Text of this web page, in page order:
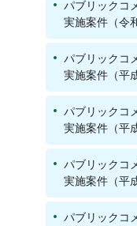
パブリックコ
実施案件（令
パブリックコ
実施案件（平
パブリックコ
実施案件（平
パブリックコ
実施案件（平
パブリックコ